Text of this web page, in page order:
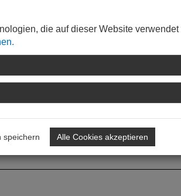
post@landkreistag.rlp.de
die auf dieser Website verwendet
speichern Alle Cookies akzeptieren